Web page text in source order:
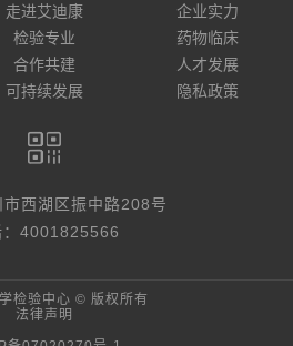
走进艾迪康
企业实力
检验专业
药物临床
合作共建
人才发展
可持续发展 隐私政策
西湖区振中路208号
：4001825566
检验中心 © 版权所有
法律声明